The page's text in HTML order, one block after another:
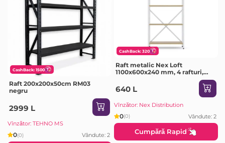
CashBack: 1500
Raft 200x200x50cm RM03
negru
2999 L
Vînzător: TEHNO MS
0(0) Vândute: 2
CashBack: 320
Raft metalic Nex Loft
1100x600x240 mm, 4 rafturi,
640 L
Vînzător: Nex Distribution
0(0) Vândute: 2
Cumpără Rapid